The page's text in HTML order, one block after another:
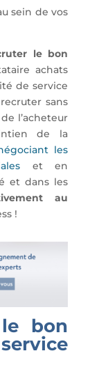
sein de vos
le bon
achats
de service
sans
l’acheteur
de la
les
et en
et dans les
au
!
bon